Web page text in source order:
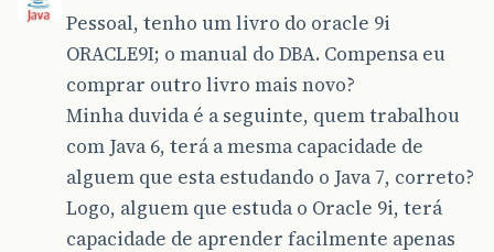
Pessoal, tenho um livro do oracle 9i
ORACLE9I; o manual do DBA. Compensa eu
comprar outro livro mais novo?
Minha duvida é a seguinte, quem trabalhou
com Java 6, terá a mesma capacidade de
alguem que esta estudando o Java 7, correto?
Logo, alguem que estuda o Oracle 9i, terá
capacidade de aprender facilmente apenas